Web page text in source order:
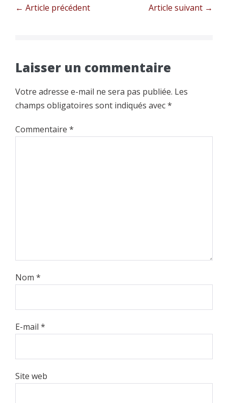
Navigation
← Article précédent Article suivant →
Laisser un commentaire
Votre adresse e-mail ne sera pas publiée. Les
champs obligatoires sont indiqués avec*
Commentaire *
Nom *
E-mail *
Site web